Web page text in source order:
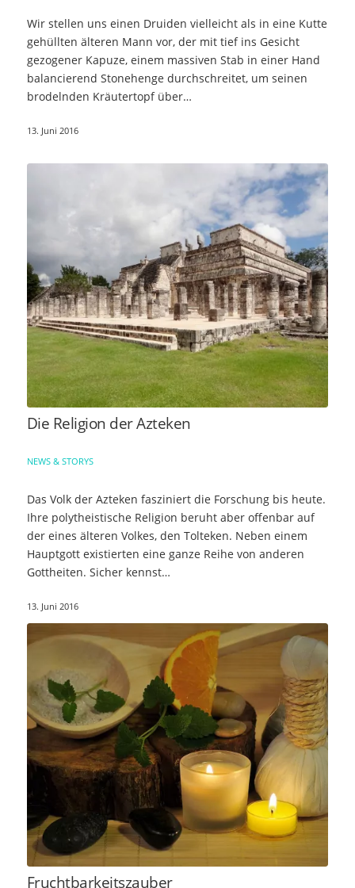
Wir stellen uns einen Druiden vielleicht als in eine Kutte
gehüllten älteren Mann vor, der mit tief ins Gesicht
gezogener Kapuze, einem massiven Stab in einer Hand
balancierend Stonehenge durchschreitet, um seinen
brodelnden Kräutertopf über…
13. Juni 2016
Die Religion der Azteken
NEWS & STORYS
Das Volk der Azteken fasziniert die Forschung bis heute.
Ihre polytheistische Religion beruht aber offenbar auf
der eines älteren Volkes, den Tolteken. Neben einem
Hauptgott existierten eine ganze Reihe von anderen
Gottheiten. Sicher kennst…
13. Juni 2016
Fruchtbarkeitszauber